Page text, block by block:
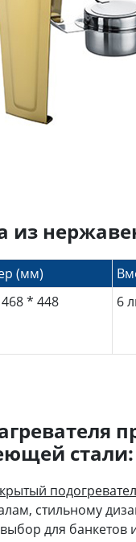
из
(мм)
* 448 6
стали:
стильному
для